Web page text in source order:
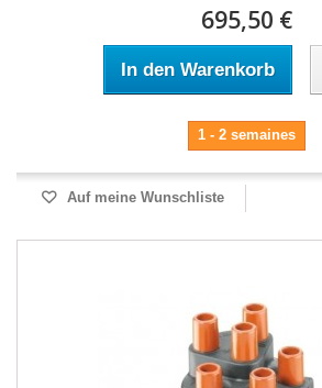
695,50 €
In den Warenkorb
1 - 2 semaines
Auf meine Wunschliste